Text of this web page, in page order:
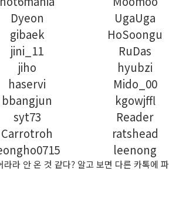
Dyeon
UgaUga
gibaek
HoSoongu
jini_11
RuDas
jiho
hyubzi
haservi
Mido_00
bbangjun
kgowjffl
syt73
Reader
Carrotroh
ratshead
leenong
라 안 온 것 같다? 알고 보면 다른 카톡에